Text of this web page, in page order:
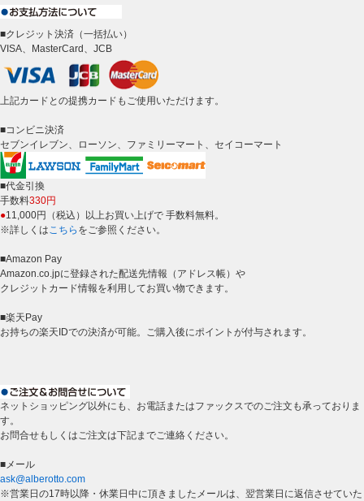
■クレジット決済（一括払い）
VISA、MasterCard、JCB
上記カードとの提携カードもご使用いただけます。
■コンビニ決済
セブンイレブン、ローソン、ファミリーマート、セイコーマート
■代金引換
手数料330円
●11,000円（税込）以上お買い上げで 手数料無料。
※詳しくはこちら をご参照ください。
■Amazon Pay
Amazon.co.jpに登録された配送先情報（アドレス帳）や
クレジットカード情報を利用してお買い物できます。
■楽天Pay
お持ちの楽天IDでの決済が可能。ご購入後にポイントが付与されます。
ネットショッピング以外にも、お電話またはファックスでのご注文も承っておりま
す。
お問合せもしくはご注文は下記までご連絡ください。
■メール
ask@alberotto.com
※営業日の17時以降・休業日中に頂きましたメールは、翌営業日に返信させていた